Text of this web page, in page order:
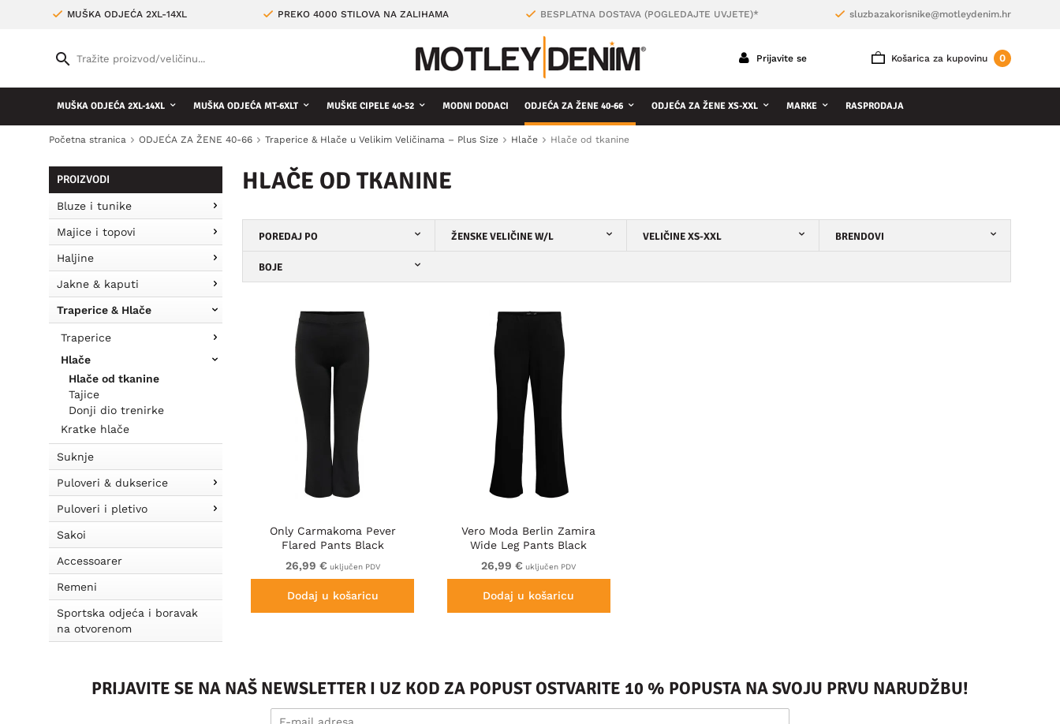
MUŠKA ODJEĆA 2XL-14XL PREKO 4000 STILOVA NA ZALIHAMA BESPLATNA DOSTAVA (POGLEDAJTE UVJETE)* sluzbazakorisnike@motleydenim.hr
Košarica za kupovinu 0
Prijavite se
MUŠKA ODJEĆA 2XL-14XL MUŠKA ODJEĆA MT-6XLT MUŠKE CIPELE 40-52 MODNI DODACI ODJEĆA ZA ŽENE 40-66 ODJEĆA ZA ŽENE XS-XXL MARKE RASPRODAJA
Početna stranica ODJEĆA ZA ŽENE 40-66 Traperice & Hlače u Velikim Veličinama – Plus Size Hlače Hlače od tkanine
PROIZVODI
Bluze i tunike
Majice i topovi
Haljine
Jakne & kaputi
Traperice & Hlače
Traperice
Hlače
Hlače od tkanine
Tajice
Donji dio trenirke
Kratke hlače
Suknje
Puloveri & dukserice
Puloveri i pletivo
Sakoi
Accessoarer
Remeni
Sportska odjeća i boravak
na otvorenom
HLAČE OD TKANINE
POREDAJ PO ŽENSKE VELIČINE W/L VELIČINE XS-XXL BRENDOVI
BOJE
Only Carmakoma Pever
Flared Pants Black
26,99 € uključen PDV
Dodaj u košaricu
Vero Moda Berlin Zamira
Wide Leg Pants Black
26,99 € uključen PDV
Dodaj u košaricu
PRIJAVITE SE NA NAŠ NEWSLETTER I UZ KOD ZA POPUST OSTVARITE 10 % POPUSTA NA SVOJU PRVU NARUDŽBU!